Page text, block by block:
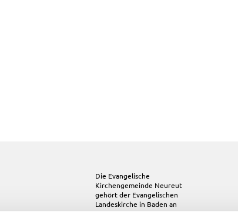
Die Evangelische
Kirchengemeinde Neureut
gehört der Evangelischen
Landeskirche in Baden an